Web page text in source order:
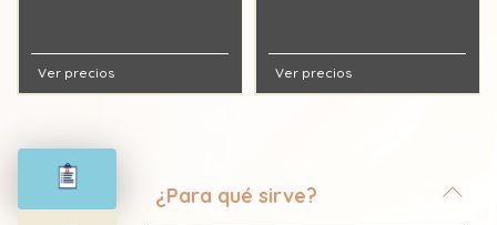
Ver precios Ver precios
¿Para qué sirve?